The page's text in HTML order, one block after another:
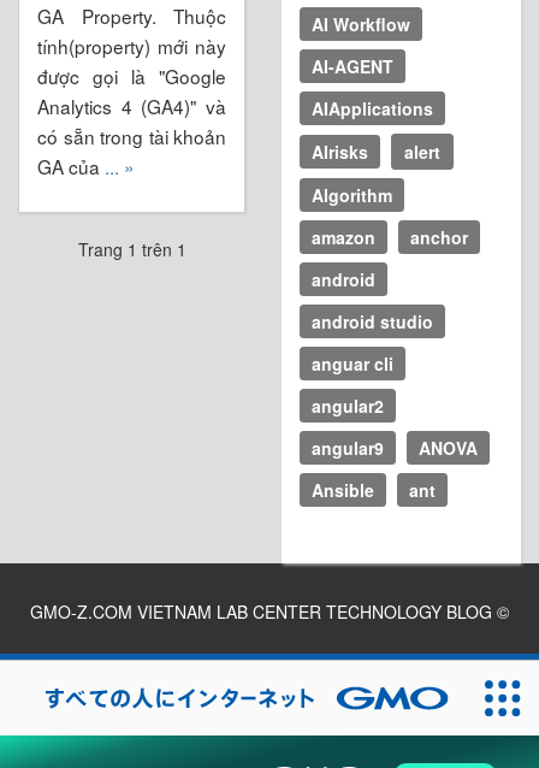
GA Property. Thuộc
tính(property) mới này
được gọi là "Google
Analytics 4 (GA4)" và
có sẵn trong tài khoản
GA của ... »
Trang 1 trên 1
AI Workflow
AI-AGENT
AIApplications
AIrisks
alert
Algorithm
amazon
anchor
android
android studio
anguar cli
angular2
angular9
ANOVA
Ansible
ant
GMO-Z.COM VIETNAM LAB CENTER TECHNOLOGY BLOG ©
2026